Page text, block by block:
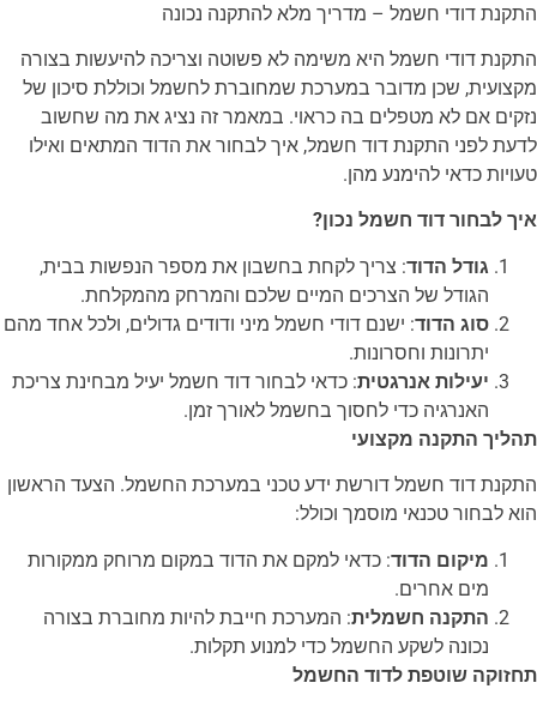
התקנת דודי חשמל – מדריך מלא להתקנה נכונה
התקנת דודי חשמל היא משימה לא פשוטה וצריכה להיעשות בצורה
מקצועית, שכן מדובר במערכת שמחוברת לחשמל וכוללת סיכון של
נזקים אם לא מטפלים בה כראוי. במאמר זה נציג את מה שחשוב
לדעת לפני התקנת דוד חשמל, איך לבחור את הדוד המתאים ואילו
טעויות כדאי להימנע מהן.
איך לבחור דוד חשמל נכון?
גודל הדוד: צריך לקחת בחשבון את מספר הנפשות בבית,
הגודל של הצרכים המיים שלכם והמרחק מהמקלחת.
סוג הדוד: ישנם דודי חשמל מיני ודודים גדולים, ולכל אחד מהם
יתרונות וחסרונות.
יעילות אנרגטית: כדאי לבחור דוד חשמל יעיל מבחינת צריכת
האנרגיה כדי לחסוך בחשמל לאורך זמן.
תהליך התקנה מקצועי
התקנת דוד חשמל דורשת ידע טכני במערכת החשמל. הצעד הראשון
הוא לבחור טכנאי מוסמך וכולל:
מיקום הדוד: כדאי למקם את הדוד במקום מרוחק ממקורות
מים אחרים.
התקנה חשמלית: המערכת חייבת להיות מחוברת בצורה
נכונה לשקע החשמל כדי למנוע תקלות.
תחזוקה שוטפת לדוד החשמל